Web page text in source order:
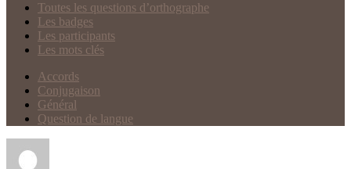
Toutes les questions d’orthographe
Les badges
Les participants
Les mots clés
Accords
Conjugaison
Général
Question de langue